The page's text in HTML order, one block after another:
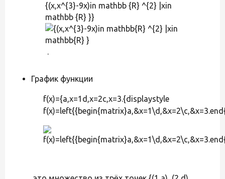
{(x,x^{3}-9x)in mathbb {R} ^{2} |xin
mathbb {R} }}
.
График функции
f(x)={a,x=1d,x=2c,x=3.{displaystyle